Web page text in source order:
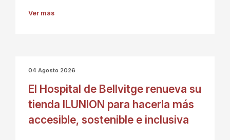
Ver más
04 Agosto 2026
El Hospital de Bellvitge renueva su
tienda ILUNION para hacerla más
accesible, sostenible e inclusiva